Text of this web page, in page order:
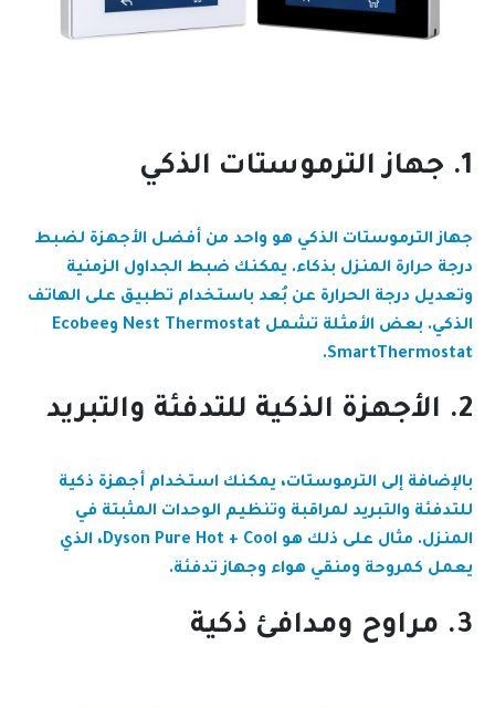
1. جهاز الترموستات الذكي
جهاز الترموستات الذكي هو واحد من أفضل الأجهزة لضبط
درجة حرارة المنزل بذكاء. يمكنك ضبط الجداول الزمنية
وتعديل درجة الحرارة عن بُعد باستخدام تطبيق على الهاتف
الذكي. بعض الأمثلة تشمل Nest Thermostat وEcobee
SmartThermostat.
2. الأجهزة الذكية للتدفئة والتبريد
بالإضافة إلى الترموستات، يمكنك استخدام أجهزة ذكية
للتدفئة والتبريد لمراقبة وتنظيم الوحدات المثبتة في
المنزل. مثال على ذلك هو Dyson Pure Hot + Cool، الذي
يعمل كمروحة ومنقي هواء وجهاز تدفئة.
3. مراوح ومدافئ ذكية